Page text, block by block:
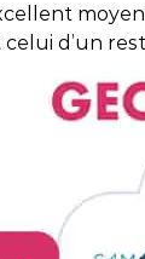
celui d’un